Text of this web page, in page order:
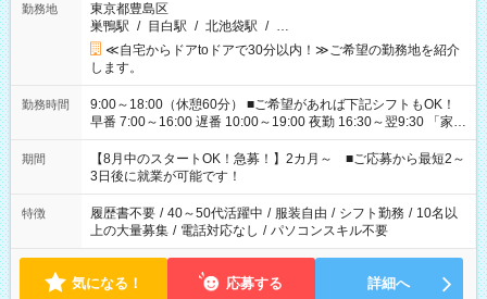
勤務地
東京都豊島区
巣鴨駅 / 目白駅 / 北池袋駅 / …
≪自宅からドアtoドアで30分以内！≫ご希望の勤務地を紹介
します。
勤務時間
9:00～18:00（休憩60分） ■ご希望があれば下記シフトもOK！
早番 7:00～16:00 遅番 10:00～19:00 夜勤 16:30～翌9:30 「家族
と休みを合わせたい」 「余裕を持って夕飯の準備がしたい」
「できれば残業はしたくない」 など、ご希望を教えてください
ね。 ※Wワーク希望の方へ 今ご覧のお仕事で希望する勤務時間
と、もう1つのお仕事の勤務時間。 合計で週40時間を超える場
合は応募できません。
期間
【8月中のスタートOK！急募！】2カ月～ ■ご応募から最短2～
3日後に就業が可能です！
特徴 履歴書不要 / 40～50代活躍中 / 服装自由 / シフト勤務 / 10名以
上の大量募集 / 電話対応なし / パソコンスキル不要
気になる！ 応募する 詳細へ